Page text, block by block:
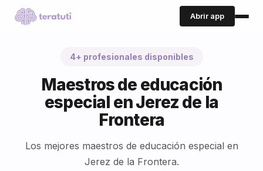
Abrir app
4+ profesionales disponibles
Maestros de educación
especial en Jerez de la
Frontera
Los mejores maestros de educación especial en
Jerez de la Frontera.